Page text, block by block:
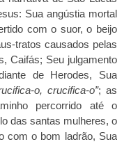
Sua angústia mortal
com o suor, o beijo
tratos causados pelas
Caifás; Seu julgamento
de Herodes, Sua
o, crucifica-o”; as
percorrido até o
das santas mulheres, o
com o bom ladrão, Sua